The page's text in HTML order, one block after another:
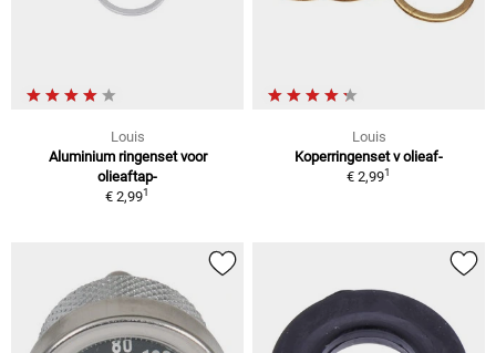
Louis
Aluminium ringenset voor
olieaftap-
€ 2,991
Louis
Koperringenset v olieaf-
€ 2,991